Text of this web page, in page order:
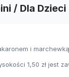
/ Dla Dzieci
i
1,50 zł jest